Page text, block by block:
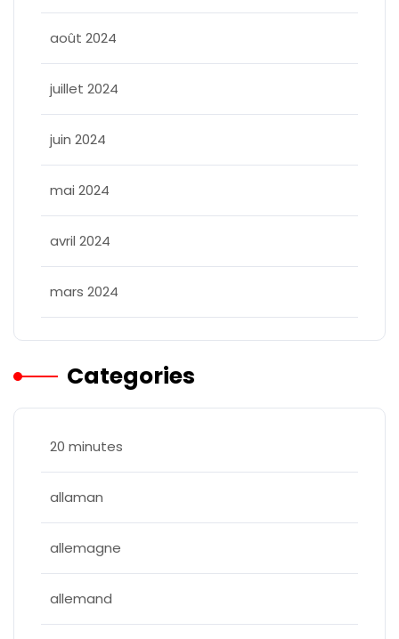
août 2024
juillet 2024
juin 2024
mai 2024
avril 2024
mars 2024
Categories
20 minutes
allaman
allemagne
allemand